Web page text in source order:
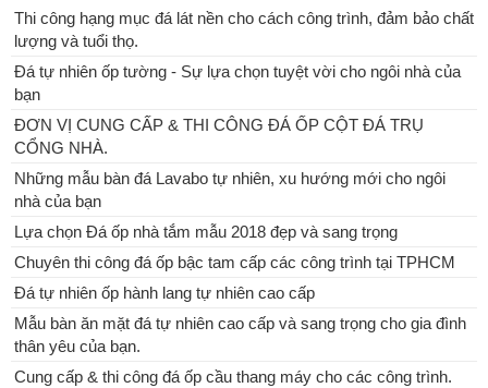
Thi công hạng mục đá lát nền cho cách công trình, đảm bảo chất
lượng và tuổi thọ.
Đá tự nhiên ốp tường - Sự lựa chọn tuyệt vời cho ngôi nhà của
bạn
ĐƠN VỊ CUNG CẤP & THI CÔNG ĐÁ ỐP CỘT ĐÁ TRỤ
CỔNG NHÀ.
Những mẫu bàn đá Lavabo tự nhiên, xu hướng mới cho ngôi
nhà của bạn
Lựa chọn Đá ốp nhà tắm mẫu 2018 đẹp và sang trọng
Chuyên thi công đá ốp bậc tam cấp các công trình tại TPHCM
Đá tự nhiên ốp hành lang tự nhiên cao cấp
Mẫu bàn ăn mặt đá tự nhiên cao cấp và sang trọng cho gia đình
thân yêu của bạn.
Cung cấp & thi công đá ốp cầu thang máy cho các công trình.
Lựa chọn Đá ốp nhà tắm mẫu 2018 đẹp và sang trọng